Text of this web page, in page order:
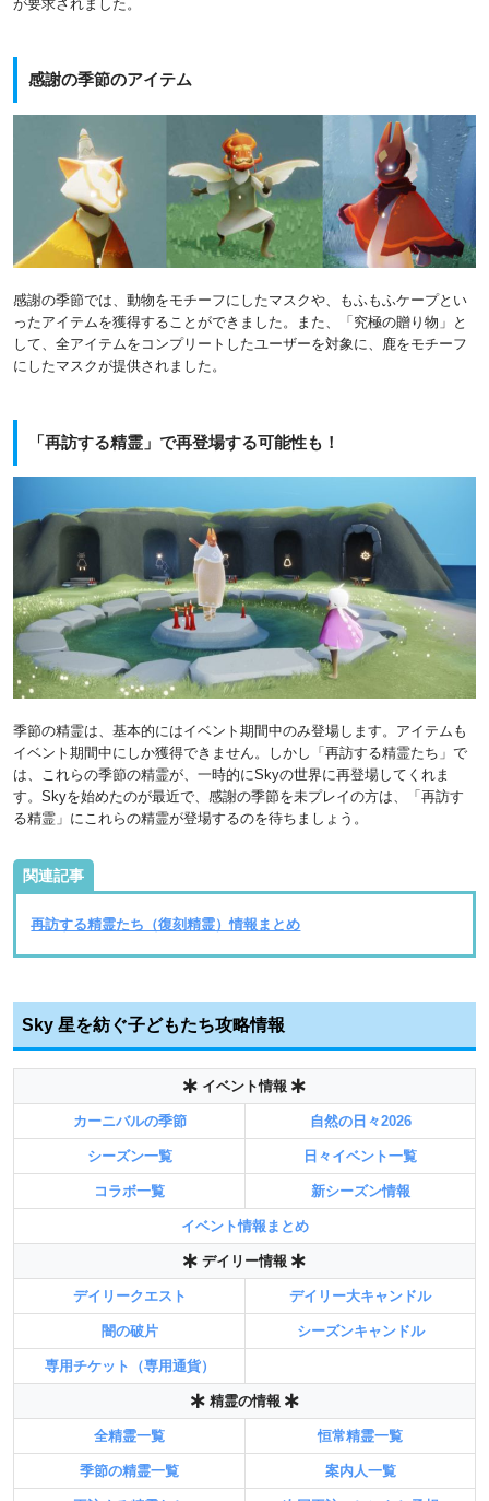
が要求されました。
感謝の季節のアイテム
感謝の季節では、動物をモチーフにしたマスクや、もふもふケープとい
ったアイテムを獲得することができました。また、「究極の贈り物」と
して、全アイテムをコンプリートしたユーザーを対象に、鹿をモチーフ
にしたマスクが提供されました。
「再訪する精霊」で再登場する可能性も！
季節の精霊は、基本的にはイベント期間中のみ登場します。アイテムも
イベント期間中にしか獲得できません。しかし「再訪する精霊たち」で
は、これらの季節の精霊が、一時的にSkyの世界に再登場してくれま
す。Skyを始めたのが最近で、感謝の季節を未プレイの方は、「再訪す
る精霊」にこれらの精霊が登場するのを待ちましょう。
関連記事
再訪する精霊たち（復刻精霊）情報まとめ
Sky 星を紡ぐ子どもたち攻略情報
イベント情報
カーニバルの季節 自然の日々2026
シーズン一覧 日々イベント一覧
コラボ一覧 新シーズン情報
イベント情報まとめ
デイリー情報
デイリークエスト デイリー大キャンドル
闇の破片 シーズンキャンドル
専用チケット（専用通貨）
精霊の情報
全精霊一覧 恒常精霊一覧
季節の精霊一覧 案内人一覧